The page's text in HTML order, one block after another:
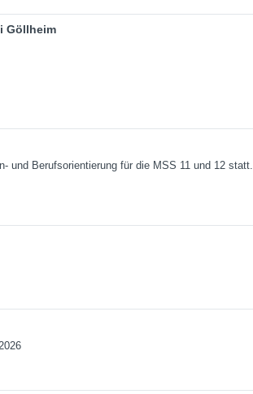
Göllheim
und Berufsorientierung für die MSS 11 und 12 statt.